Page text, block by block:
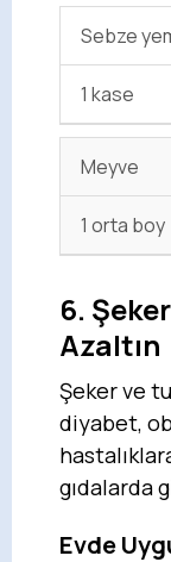
Sebze
1 kase
Meyve
1 orta boy
6.
Azaltın
Şeker ve
diyabet,
gıdalarda
Evde